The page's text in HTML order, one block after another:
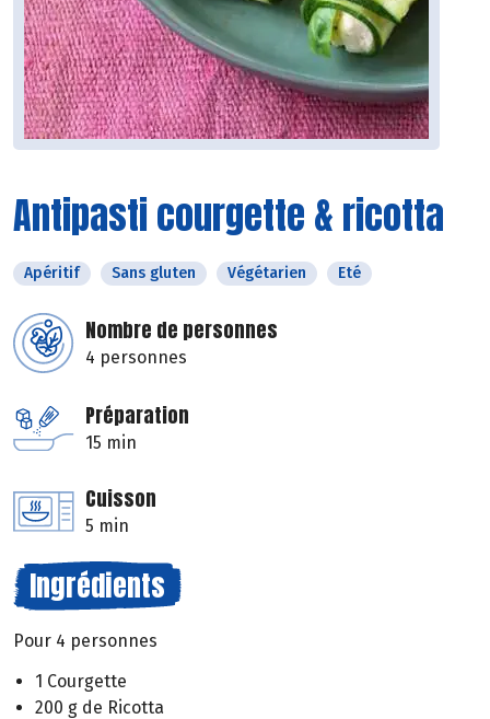
Antipasti courgette & ricotta
Apéritif Sans gluten Végétarien Eté
Nombre de personnes
4 personnes
Préparation
15 min
Cuisson
5 min
Ingrédients
Pour 4 personnes
1 Courgette
200 g de Ricotta